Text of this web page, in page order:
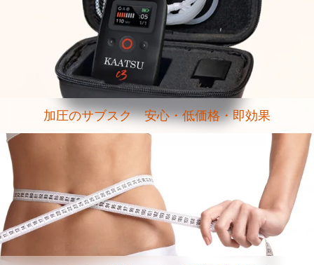
加圧のサブスク 安心・低価格・即効果